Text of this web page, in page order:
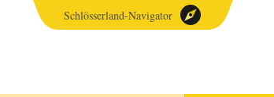
Schlösserland-Navigator